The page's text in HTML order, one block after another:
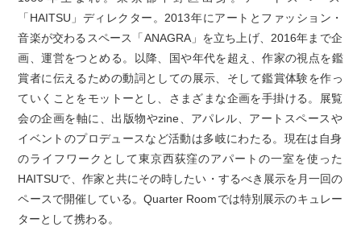
「HAITSU」ディレクター。2013年にアートとファッション・
音楽が交わるスペース「ANAGRA」を立ち上げ、2016年まで企
画、運営をつとめる。以降、国や年代を超え、作家の視点を鑑
賞者に伝えるための動詞としての展示、そして鑑賞体験を作っ
ていくことをモットーとし、さまざまな企画を手掛ける。展覧
会の企画を軸に、出版物やzine、アパレル、アートスペースや
イベントのプロデュースなど活動は多岐にわたる。現在は自身
のライフワークとして東京西荻窪のアパートの一室を使った
HAITSUで、作家と共にその時したい・するべき展示を月一回の
ペースで開催している。Quarter Roomでは特別展示のキュレー
ターとして携わる。